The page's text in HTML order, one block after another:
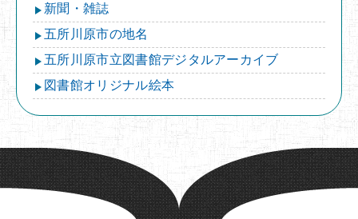
新聞・雑誌
五所川原市の地名
五所川原市立図書館デジタルアーカイブ
図書館オリジナル絵本